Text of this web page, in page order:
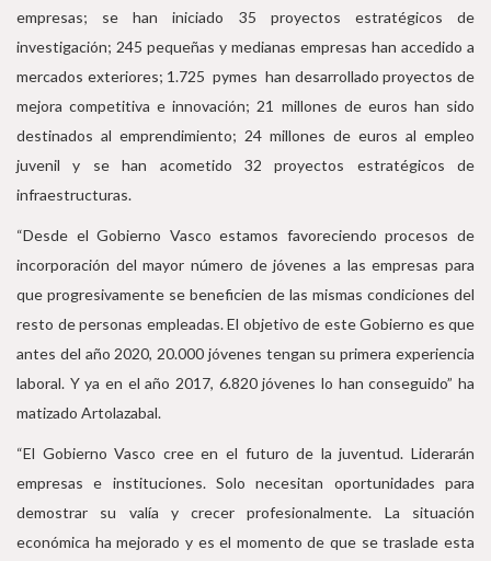
empresas; se han iniciado 35 proyectos estratégicos de
investigación; 245 pequeñas y medianas empresas han accedido a
mercados exteriores; 1.725 pymes han desarrollado proyectos de
mejora competitiva e innovación; 21 millones de euros han sido
destinados al emprendimiento; 24 millones de euros al empleo
juvenil y se han acometido 32 proyectos estratégicos de
infraestructuras.
“Desde el Gobierno Vasco estamos favoreciendo procesos de
incorporación del mayor número de jóvenes a las empresas para
que progresivamente se beneficien de las mismas condiciones del
resto de personas empleadas. El objetivo de este Gobierno es que
antes del año 2020, 20.000 jóvenes tengan su primera experiencia
laboral. Y ya en el año 2017, 6.820 jóvenes lo han conseguido” ha
matizado Artolazabal.
“El Gobierno Vasco cree en el futuro de la juventud. Liderarán
empresas e instituciones. Solo necesitan oportunidades para
demostrar su valía y crecer profesionalmente. La situación
económica ha mejorado y es el momento de que se traslade esta